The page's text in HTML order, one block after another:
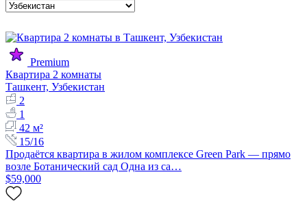
Premium
Квартира 2 комнаты
Ташкент, Узбекистан
2
1
42 м²
15/16
Продаётся квартира в жилом комплексе Green Park — прямо
возле Ботанический сад Одна из са…
$59,000